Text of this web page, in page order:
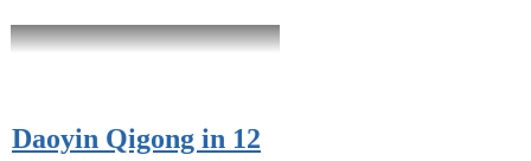
Daoyin Qigong in 12